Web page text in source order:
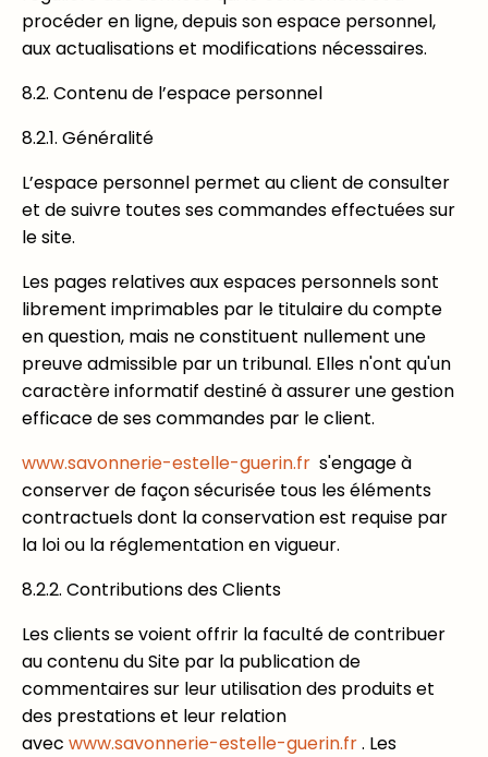
procéder en ligne, depuis son espace personnel,
aux actualisations et modifications nécessaires.
8.2. Contenu de l’espace personnel
8.2.1. Généralité
L’espace personnel permet au client de consulter
et de suivre toutes ses commandes effectuées sur
le site.
Les pages relatives aux espaces personnels sont
librement imprimables par le titulaire du compte
en question, mais ne constituent nullement une
preuve admissible par un tribunal. Elles n'ont qu'un
caractère informatif destiné à assurer une gestion
efficace de ses commandes par le client.
www.savonnerie-estelle-guerin.fr s'engage à
conserver de façon sécurisée tous les éléments
contractuels dont la conservation est requise par
la loi ou la réglementation en vigueur.
8.2.2. Contributions des Clients
Les clients se voient offrir la faculté de contribuer
au contenu du Site par la publication de
commentaires sur leur utilisation des produits et
des prestations et leur relation
avec www.savonnerie-estelle-guerin.fr. Les